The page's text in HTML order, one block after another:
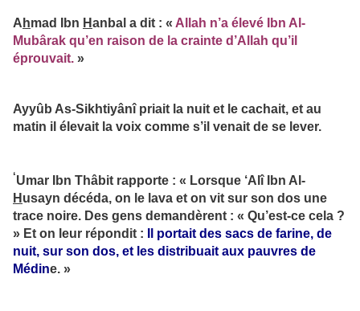
A hmad Ibn Hanbal a dit : « Allah n’a élevé Ibn Al-
Mubârak qu’en raison de la crainte d’Allah qu’il
éprouvait. »
Ayyûb As-Sikhtiyânî priait la nuit et le cachait, et au
matin il élevait la voix comme s’il venait de se lever.
‘Umar Ibn Thâbit rapporte : « Lorsque ‘Alî Ibn Al-
H usayn décéda, on le lava et on vit sur son dos une
trace noire. Des gens demandèrent : « Qu’est-ce cela ?
» Et on leur répondit :
Il portait des sacs de farine, de
nuit, sur son dos, et les distribuait aux pauvres de
Médine. »